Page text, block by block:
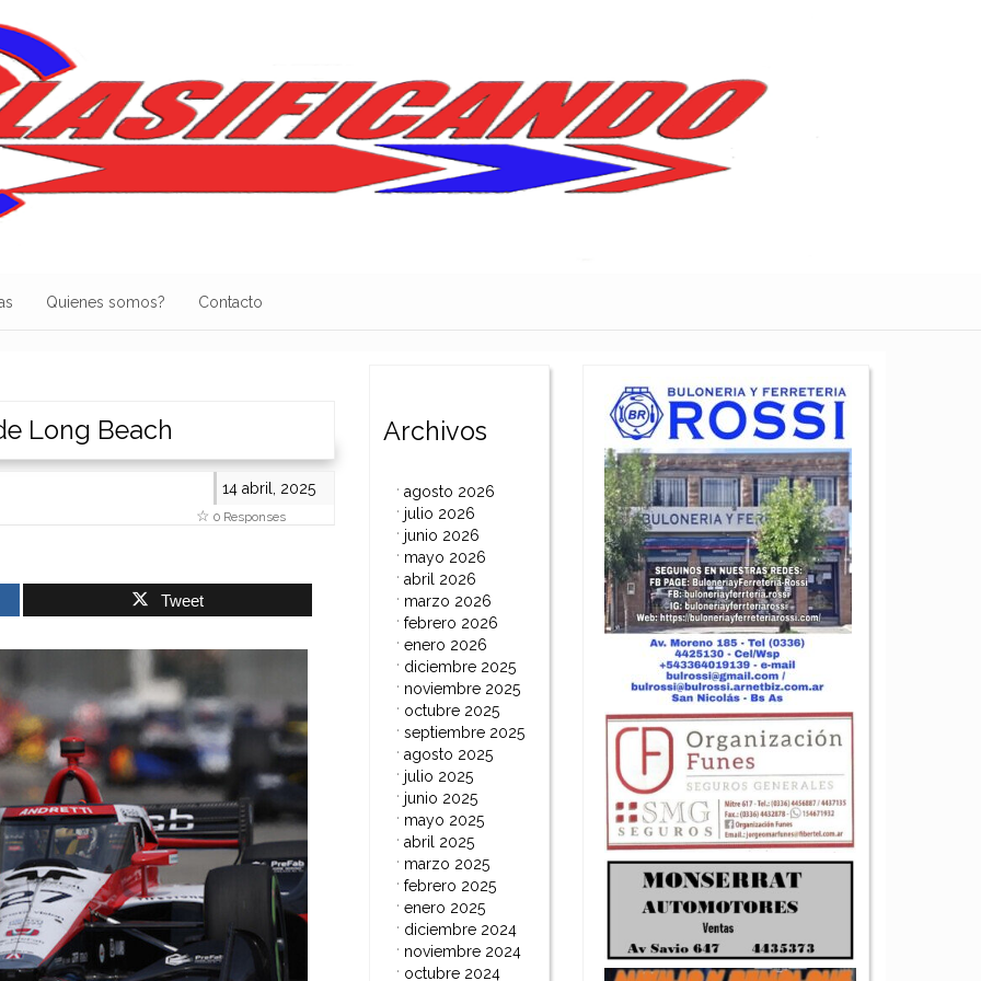
Quienes somos? Contacto
Long Beach
14 abril, 2025
0 Responses
Tweet
Archivos
agosto 2026
julio 2026
junio 2026
mayo 2026
abril 2026
marzo 2026
febrero 2026
enero 2026
diciembre 2025
noviembre 2025
octubre 2025
septiembre 2025
agosto 2025
julio 2025
junio 2025
mayo 2025
abril 2025
marzo 2025
febrero 2025
enero 2025
diciembre 2024
noviembre 2024
octubre 2024